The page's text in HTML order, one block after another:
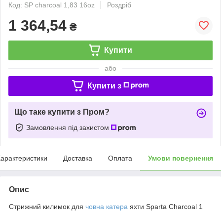
Код: SP charcoal 1,83 16oz
Роздріб
1 364,54 ₴
Купити
або
Купити з
Що таке купити з Пром?
Замовлення під захистом
Доставка Оплата Умови повернення
Опис
Стрижний килимок для човна катера яхти Sparta Charcoal 1